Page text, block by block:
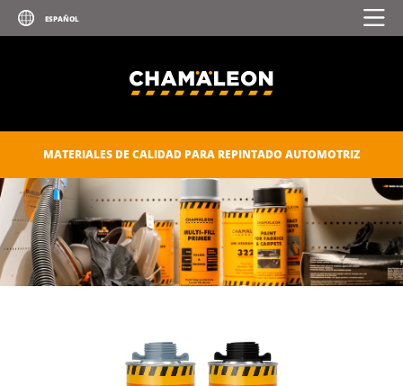
MATERIALES DE CALIDAD PARA REPINTADO AUTOMOTRIZ